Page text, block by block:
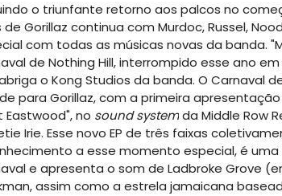
o triunfante retorno aos palcos no
de Gorillaz continua com Murdoc, Russel,
com todas as músicas novas da banda.
de Nothing Hill, interrompido esse ano
o Kong Studios da banda. O Carnaval
para Gorillaz, com a primeira
Eastwood", no sound systemda Middle Row
Irie. Esse novo EP de três faixas
a esse momento especial, é
e apresenta o som de Ladbroke Grove
assim como a estrela jamaicana